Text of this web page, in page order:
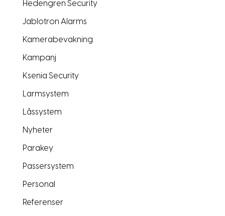
Hedengren Security
Jablotron Alarms
Kamerabevakning
Kampanj
Ksenia Security
Larmsystem
Låssystem
Nyheter
Parakey
Passersystem
Personal
Referenser